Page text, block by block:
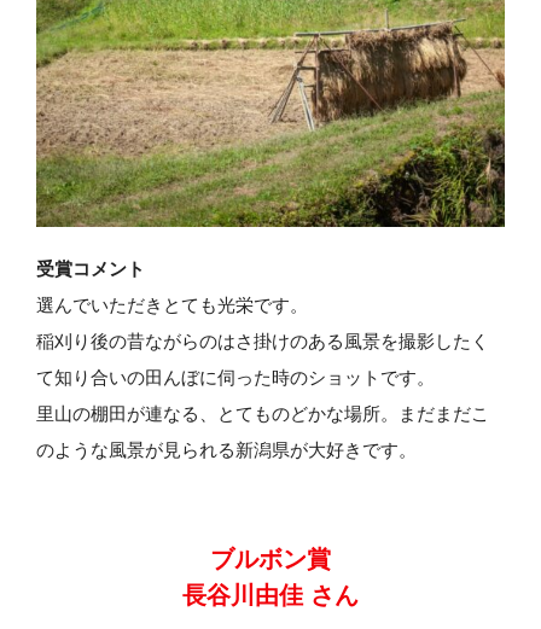
受賞コメント
選んでいただきとても光栄です。
稲刈り後の昔ながらのはさ掛けのある風景を撮影したく
て知り合いの田んぼに伺った時のショットです。
里山の棚田が連なる、とてものどかな場所。まだまだこ
のような風景が見られる新潟県が大好きです。
ブルボン賞
長谷川由佳 さん